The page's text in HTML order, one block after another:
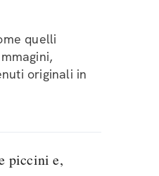
quelli
originali in
piccini e,